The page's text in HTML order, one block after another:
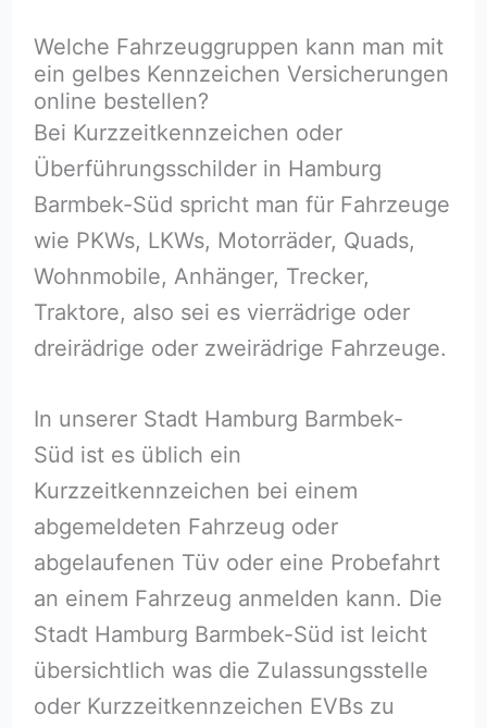
Welche Fahrzeuggruppen kann man mit
ein gelbes Kennzeichen Versicherungen
online bestellen?
Bei Kurzzeitkennzeichen oder
Überführungsschilder in Hamburg
Barmbek-Süd spricht man für Fahrzeuge
wie PKWs, LKWs, Motorräder, Quads,
Wohnmobile, Anhänger, Trecker,
Traktore, also sei es vierrädrige oder
dreirädrige oder zweirädrige Fahrzeuge.
In unserer Stadt Hamburg Barmbek-
Süd ist es üblich ein
Kurzzeitkennzeichen bei einem
abgemeldeten Fahrzeug oder
abgelaufenen Tüv oder eine Probefahrt
an einem Fahrzeug anmelden kann. Die
Stadt Hamburg Barmbek-Süd ist leicht
übersichtlich was die Zulassungsstelle
oder Kurzzeitkennzeichen EVBs zu